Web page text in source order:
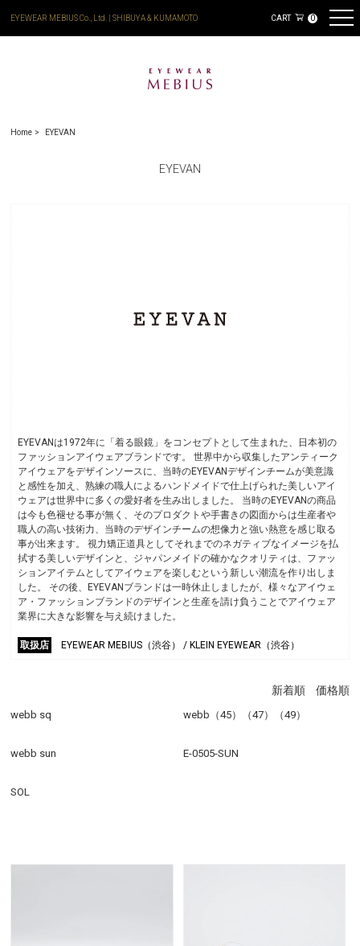
EYEWEAR MEBIUS Co., Ltd. | SHIBUYA & KUMAMOTO CART 0
Home EYEVAN
EYEVAN
EYEVANは1972年に「着る眼鏡」をコンセプトとして生まれた、日本初の
ファッションアイウェアブランドです。 世界中から収集したアンティーク
アイウェアをデザインソースに、当時のEYEVANデザインチームが美意識
と感性を加え、熟練の職人によるハンドメイドで仕上げられた美しいアイ
ウェアは世界中に多くの愛好者を生み出しました。 当時のEYEVANの商品
は今も色褪せる事が無く、そのプロダクトや手書きの図面からは生産者や
職人の高い技術力、当時のデザインチームの想像力と強い熱意を感じ取る
事が出来ます。 視力矯正道具としてそれまでのネガティブなイメージを払
拭する美しいデザインと、ジャパンメイドの確かなクオリティは、ファッ
ションアイテムとしてアイウェアを楽しむという新しい潮流を作り出しま
した。 その後、EYEVANブランドは一時休止しましたが、様々なアイウェ
ア・ファッションブランドのデザインと生産を請け負うことでアイウェア
業界に大きな影響を与え続けました。
取扱店 EYEWEAR MEBIUS（渋谷） / KLEIN EYEWEAR（渋谷）
新着順 価格順
webb sq webb（45）（47）（49）
webb sun E-0505-SUN
SOL